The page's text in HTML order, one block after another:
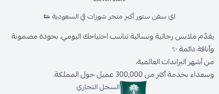
اي سفن ستور أكبر متجر شوزات في السعودية 👟
يقدّم ملابس رجالية ونسائية تناسب احتياجك اليومي، بجودة مضمونة
وأناقة دائمة ✨
من أشهر البراندات العالمية،
وسعداء بخدمة أكثر من 300,000 عميل حول المملكة.
السجل التجاري